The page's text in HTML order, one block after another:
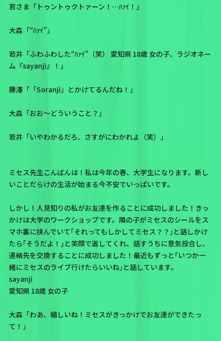
若さま「トゥントゥクトァーン！…ﾊｧｲ！」
大森「“ﾊｧｲ”」
若井「ふわふわした“ﾊｧｲ”（笑） 愛知県 18歳 女の子、ラジオネー
ム『sayanji』！」
藤澤「「Soranji」とかけてるんだね！」
大森「おお〜どういうこと？」
若井「いやわかるだろ、さすがにわかれよ（笑）」
ミセス先生こんばんは！私は今年の春、大学生になります。新し
いことだらけの生活が始まる今不安でいっぱいです。
しかし！人見知りの私がお友達を作ることに成功しました！きっ
かけは大学のワークショップです。隣の子がミセスのシールをス
マホ裏に挟んでいて｢それってもしかしてミセス？？｣と話しかけ
たら｢そうだよ！｣と笑顔で返してくれ、話すうちに意気投合し、
連絡先を交換することに成功しました！最近もずっと｢いつか一
緒にミセスのライブ行けたらいいね｣と話しています。
sayanji
愛知県 18歳 女の子
大森「わあ、嬉しいね！ミセスがきっかけでお友達ができたっ
て！」